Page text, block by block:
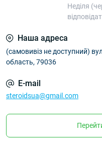
Неділя
Наша адреса
(самовивіз не доступний)
область, 79036
E-mail
steroidsua@gmail.com